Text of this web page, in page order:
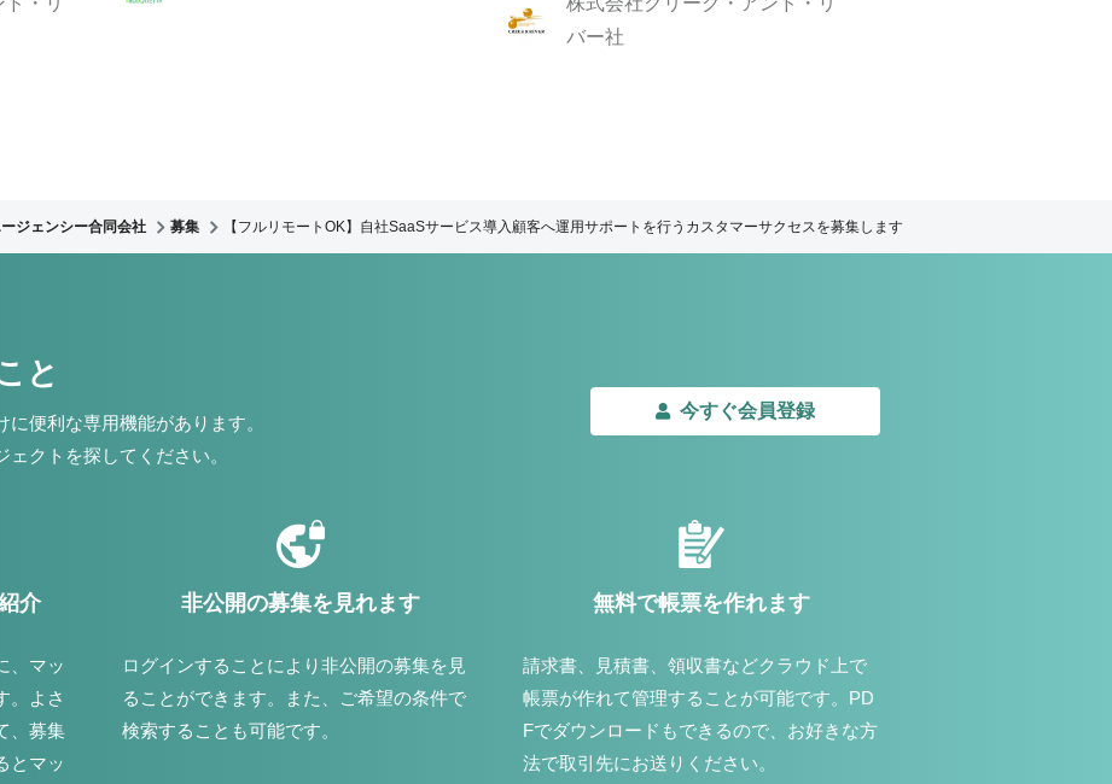
バー社
ジェンシー合同会社 募集 【フルリモートOK】自社SaaSサービス導入顧客へ運用サポートを行うカスタマーサクセスを募集します！
と
便利な専用機能があります。
クトを探してください。
今すぐ会員登録
介
、マッ
。よさ
、募集
とマッ
非公開の募集を見れます
ログインすることにより非公開の募集を見
ることができます。また、ご希望の条件で
検索することも可能です。
無料で帳票を作れます
請求書、見積書、領収書などクラウド上で
帳票が作れて管理することが可能です。PD
Fでダウンロードもできるので、お好きな方
法で取引先にお送りください。